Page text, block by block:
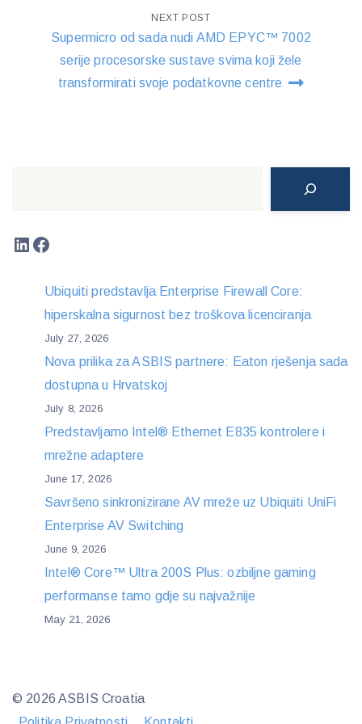
NEXT POST
Supermicro od sada nudi AMD EPYC™ 7002
serije procesorske sustave svima koji žele
transformirati svoje podatkovne centre
LinkedIn
Facebook
Ubiquiti predstavlja Enterprise Firewall Core:
hiperskalna sigurnost bez troškova licenciranja
July 27, 2026
Nova prilika za ASBIS partnere: Eaton rješenja sada
dostupna u Hrvatskoj
July 8, 2026
Predstavljamo Intel® Ethernet E835 kontrolere i
mrežne adaptere
June 17, 2026
Savršeno sinkronizirane AV mreže uz Ubiquiti UniFi
Enterprise AV Switching
June 9, 2026
Intel® Core™ Ultra 200S Plus: ozbiljne gaming
performanse tamo gdje su najvažnije
May 21, 2026
© 2026 ASBIS Croatia